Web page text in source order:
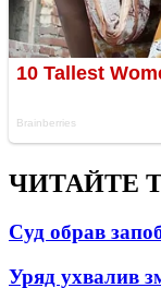
ЧИТАЙТЕ
Суд обрав
Уряд ухвалив